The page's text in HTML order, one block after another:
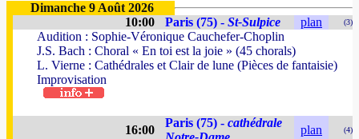
Dimanche 9 Août 2026
10:00
Paris (75) - St-Sulpice plan (3)
Audition : Sophie-Véronique Cauchefer-Choplin
J.S. Bach : Choral « En toi est la joie » (45 chorals)
L. Vierne : Cathédrales et Clair de lune (Pièces de fantaisie)
Improvisation
16:00
Paris (75) - cathédrale
plan (4)